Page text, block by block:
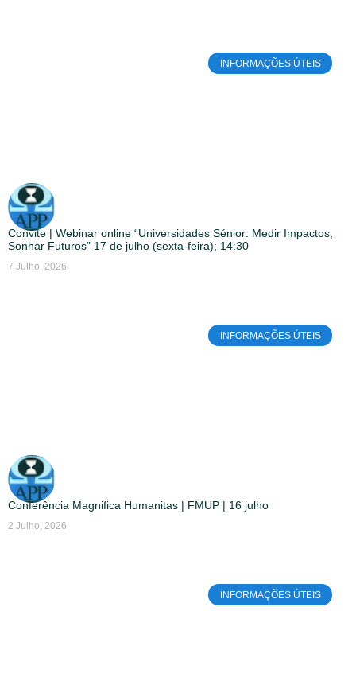
INFORMAÇÕES ÚTEIS
Convite | Webinar online “Universidades Sénior: Medir Impactos,
Sonhar Futuros” 17 de julho (sexta-feira); 14:30
7 Julho, 2026
INFORMAÇÕES ÚTEIS
Conferência Magnifica Humanitas | FMUP | 16 julho
2 Julho, 2026
INFORMAÇÕES ÚTEIS